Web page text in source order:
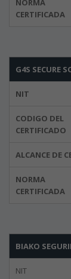
CERTIFICADA
G4S SECURE
NIT
CODIGO DEL
CERTIFICADO
ALCANCE DE
NORMA
CERTIFICADA
BIAKO
NIT